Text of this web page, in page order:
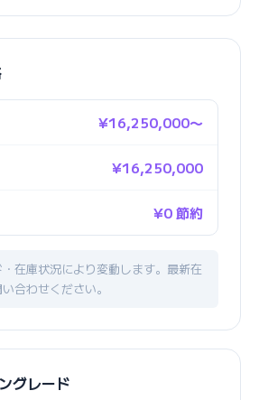
¥16,250,000〜
¥16,250,000
¥0 節約
在庫状況により変動します。最新在
合わせください。
グレード